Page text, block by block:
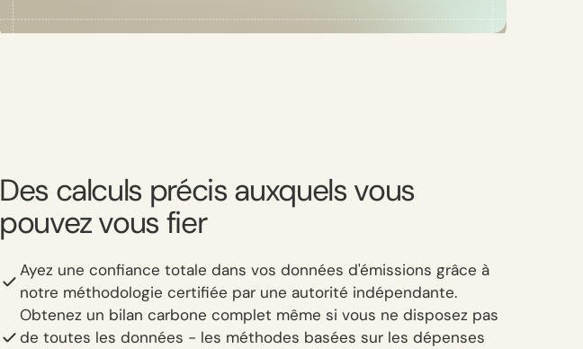
Des calculs précis auxquels vous
pouvez vous fier
Ayez une confiance totale dans vos données d'émissions grâce à
notre méthodologie certifiée par une autorité indépendante.
Obtenez un bilan carbone complet même si vous ne disposez pas
de toutes les données - les méthodes basées sur les dépenses